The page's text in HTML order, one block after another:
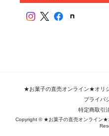
★お菓子の直売オンライン★オリ
プライバ
特定商取引
Copyright © ★お菓子の直売オンライン★